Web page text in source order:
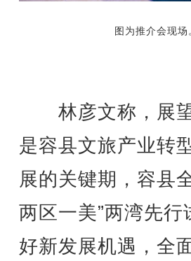
图为推介会现场
林彦文称，展望
是容县文旅产业转
展的关键期，容县
两区一美”两湾先
好新发展机遇，全